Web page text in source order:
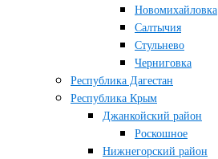
Новомихайловка
Салтычия
Стульнево
Черниговка
Республика Дагестан
Республика Крым
Джанкойский район
Роскошное
Нижнегорский район